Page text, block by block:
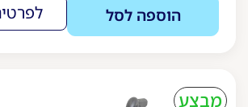
הוספה לסל
מבצע